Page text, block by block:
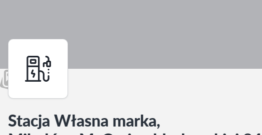
Stacja Własna marka,